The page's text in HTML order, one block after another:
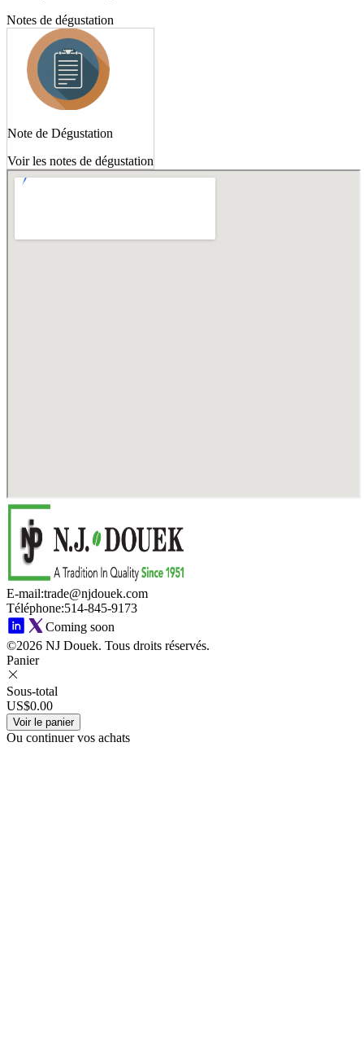
Notes de dégustation
Note de Dégustation
Voir les notes de dégustation
E-mail:trade@njdouek.com
Téléphone:514-845-9173
Coming soon
©2026 NJ Douek. Tous droits réservés.
Panier
Sous-total
US$0.00
Voir le panier
Ou continuer vos achats